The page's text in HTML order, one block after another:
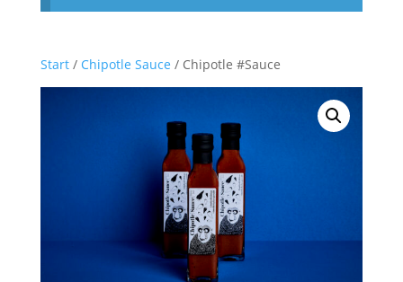
Start/ Chipotle Sauce / Chipotle #Sauce